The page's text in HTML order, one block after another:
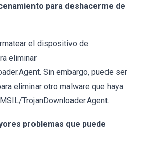
para deshacerme de
el dispositivo de
eliminar
Sin embargo, puede ser
eliminar otro malware que haya
TrojanDownloader.Agent.
problemas que puede